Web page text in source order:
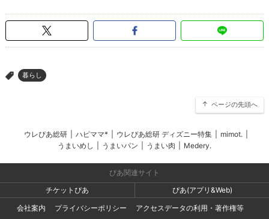
> 暮らし
ページの先頭へ
ウレぴあ総研 ハピママ* ウレぴあ総研 ディズニー特集 mimot.
うまいめし
うまいパン うまい肉 Medery.
ぴあ関連サイト
チケットぴあ
ぴあ(アプリ&Web)
会社案内
プライバシーポリシー
アクセスデータの利用・著作権等